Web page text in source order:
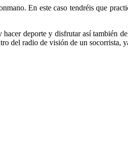
En este caso tendréis que
deporte y disfrutar así también
del radio de visión de un socorrista,